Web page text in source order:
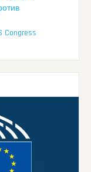
Congress